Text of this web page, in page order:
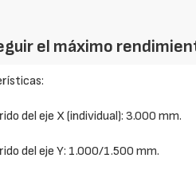
el máximo
del eje X (individual): 3.000 mm.
del eje Y: 1.000/1.500 mm.